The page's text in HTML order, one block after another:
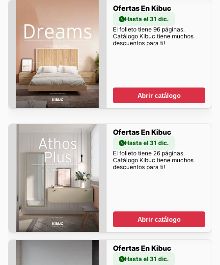
Ofertas En Kibuc
Hasta el 31 dic.
El folleto tiene 96 páginas.
Catálogo Kibuc tiene muchos
descuentos para ti!
Abrir catálogo
Ofertas En Kibuc
Hasta el 31 dic.
El folleto tiene 26 páginas.
Catálogo Kibuc tiene muchos
descuentos para ti!
Abrir catálogo
Ofertas En Kibuc
Hasta el 31 dic.